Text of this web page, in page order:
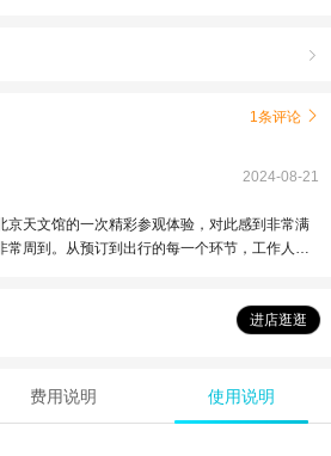

1条评论 
2024-08-21
京天文馆的一次精彩参观体验，对此感到非常满
常周到。从预订到出行的每一个环节，工作人员
品丰富多样，特别是全息天象演示，令人叹为观
进店逛逛
费用说明 使用说明